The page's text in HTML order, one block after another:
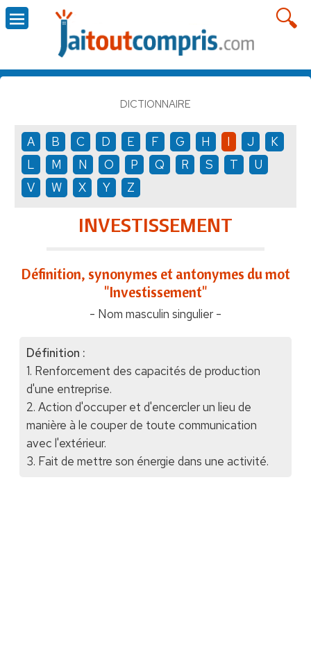
DICTIONNAIRE
A B C D E F G H I J
K
L
M N O P Q R S T
U
V
W X Y Z
INVESTISSEMENT
Définition, synonymes et antonymes du mot
"Investissement"
- Nom masculin singulier -
Définition :
1. Renforcement des capacités de production
d'une entreprise.
2. Action d'occuper et d'encercler un lieu de
manière à le couper de toute communication
avec l'extérieur.
3. Fait de mettre son énergie dans une activité.